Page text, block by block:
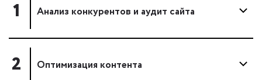
1 Анализ конкурентов и аудит сайта
2 Оптимизация контента